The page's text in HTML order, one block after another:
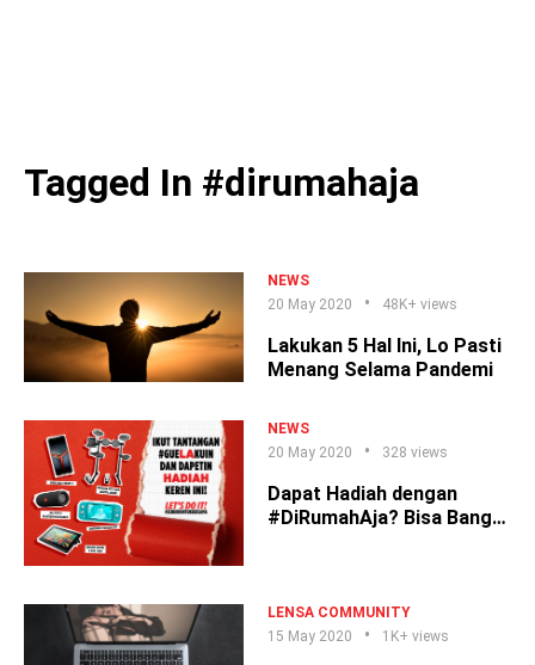
Tagged In #dirumahaja
NEWS
20 May 2020
48K+ views
Lakukan 5 Hal Ini, Lo Pasti
Menang Selama Pandemi
NEWS
20 May 2020
328 views
Dapat Hadiah dengan
#DiRumahAja? Bisa Banget
LENSA COMMUNITY
15 May 2020
1K+ views